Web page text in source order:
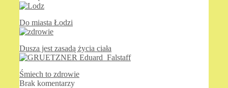
Do miasta Łodzi
Dusza jest zasadą życia ciała
Śmiech to zdrowie
Brak komentarzy